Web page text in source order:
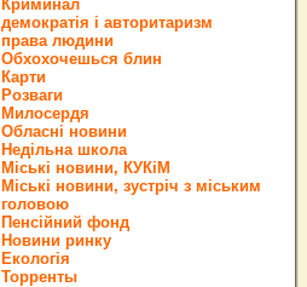
Криминал
демократія і авторитаризм
права людини
Обхохочешься блин
Карти
Розваги
Милосердя
Обласні новини
Недільна школа
Міські новини, КУКіМ
Міські новини, зустріч з міським
головою
Пенсійний фонд
Новини ринку
Екологія
Торренты